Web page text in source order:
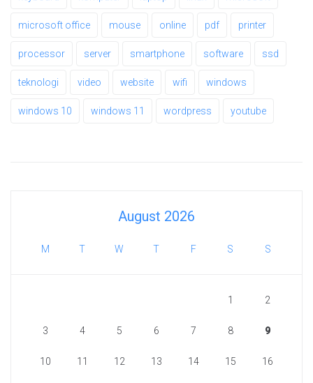
microsoft office mouse online pdf printer
processor server smartphone software ssd
teknologi video website wifi windows
windows 10 windows 11 wordpress youtube
August 2026
M T W T F S S
1 2
3 4 5 6 7 8 9
10 11 12 13 14 15 16